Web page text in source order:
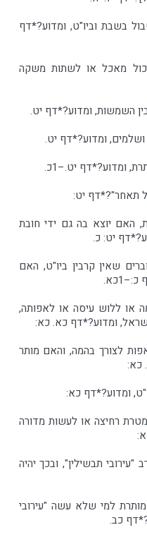
בשבת וביו"ט, ומדוע?*דף
מאכל או לשתות משקה
השמשות, ומדוע?*דף יט.
ומדוע?*דף יט.
ומדוע?*דף יט.–1כ.
תאחר"?*דף יט:
האם יוצא בה גם ידי חובת
יט: כ.
שאין קרבין ביו"ט, האם
או ללוש עיסה או לאפותה,
ומדוע?*דף כא. כא:
לצורך בהמה, והאם מותר
כא:
ומדוע?*דף כא:
רחיצה או לעשות מדורה
תבשילין", ובכך יהיה
למי שלא עשה "עירובי
כב.